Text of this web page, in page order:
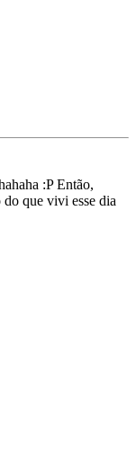
:P Então,
que vivi esse dia